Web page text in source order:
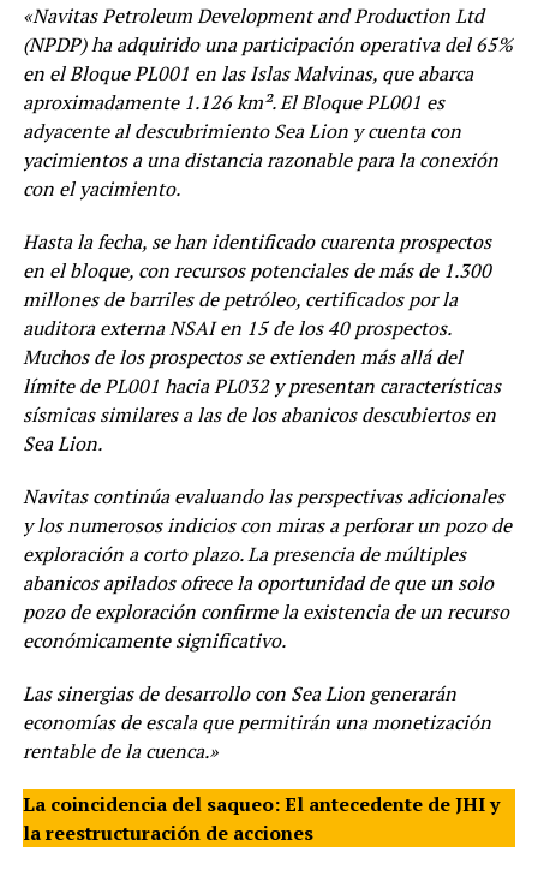
«Navitas Petroleum Development and Production Ltd
(NPDP) ha adquirido una participación operativa del 65%
en el Bloque PL001 en las Islas Malvinas, que abarca
aproximadamente 1.126 km². El Bloque PL001 es
adyacente al descubrimiento Sea Lion y cuenta con
yacimientos a una distancia razonable para la conexión
con el yacimiento.
Hasta la fecha, se han identificado cuarenta prospectos
en el bloque, con recursos potenciales de más de 1.300
millones de barriles de petróleo, certificados por la
auditora externa NSAI en 15 de los 40 prospectos.
Muchos de los prospectos se extienden más allá del
límite de PL001 hacia PL032 y presentan características
sísmicas similares a las de los abanicos descubiertos en
Sea Lion.
Navitas continúa evaluando las perspectivas adicionales
y los numerosos indicios con miras a perforar un pozo de
exploración a corto plazo. La presencia de múltiples
abanicos apilados ofrece la oportunidad de que un solo
pozo de exploración confirme la existencia de un recurso
económicamente significativo.
Las sinergias de desarrollo con Sea Lion generarán
economías de escala que permitirán una monetización
rentable de la cuenca.»
La coincidencia del saqueo: El antecedente de JHI y
la reestructuración de acciones